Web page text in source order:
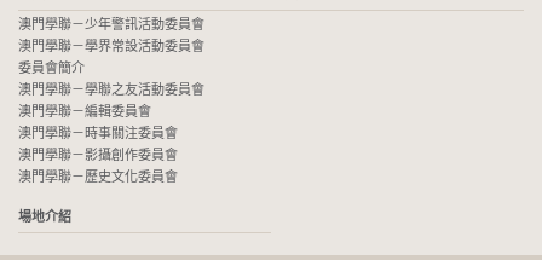
澳門學聯－少年警訊活動委員會
澳門學聯－學界常設活動委員會
委員會簡介
澳門學聯－學聯之友活動委員會
澳門學聯－編輯委員會
澳門學聯－時事關注委員會
澳門學聯－影攝創作委員會
澳門學聯－歷史文化委員會
場地介紹